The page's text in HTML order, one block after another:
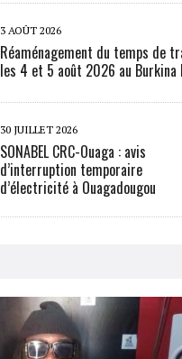
3 AOÛT 2026
Réaménagement du temps de
les 4 et 5 août 2026 au Burkina
30 JUILLET 2026
SONABEL CRC-Ouaga : avis
d’interruption temporaire
d’électricité à Ouagadougou